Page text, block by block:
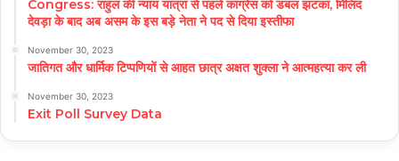
Congress: राहुल की न्याय यात्रा से पहले कांग्रेस को डबल झटका, मिलिंद
देवड़ा के बाद अब असम के इस बड़े नेता ने पद से दिया इस्तीफा
November 30, 2023
जातिगत और धार्मिक टिप्पणियों से आहत छात्र अक्षत शुक्ला ने आत्महत्या कर ली
November 30, 2023
Exit Poll Survey Data